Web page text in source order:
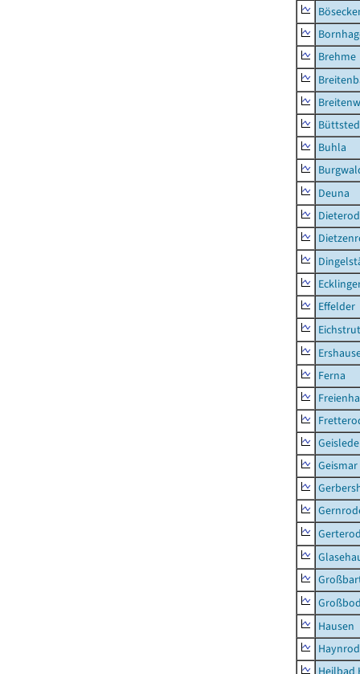
Brehme
Buhla
Deuna
Effelder
Ferna
Geismar
Hausen